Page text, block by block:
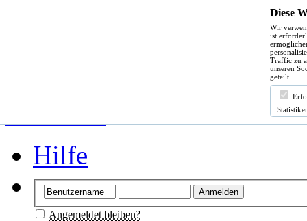
Hilfe
Angemeldet bleiben?
Diese
Wir
ist
Traffic zu
unseren
geteilt.